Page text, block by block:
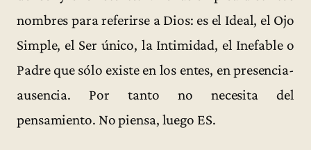
nombres para referirse a Dios: es el Ideal, el Ojo
Simple, el Ser único, la Intimidad, el Inefable o
Padre que sólo existe en los entes, en presencia-
ausencia. Por tanto no necesita del
pensamiento. No piensa, luego ES.